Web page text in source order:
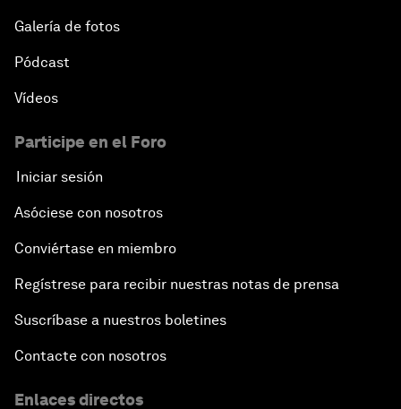
Galería de fotos
Pódcast
Vídeos
Participe en el Foro
Iniciar sesión
Asóciese con nosotros
Conviértase en miembro
Regístrese para recibir nuestras notas de prensa
Suscríbase a nuestros boletines
Contacte con nosotros
Enlaces directos